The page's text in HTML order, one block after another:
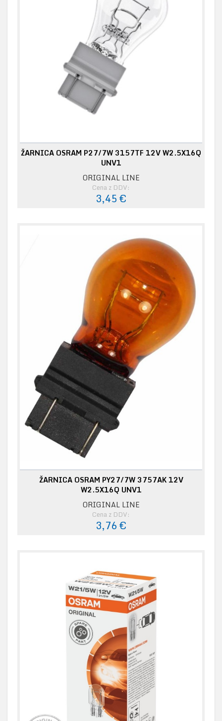
ŽARNICA OSRAM P27/7W 3157TF 12V W2.5X16Q
UNV1
ORIGINAL LINE
Cena z DDV:
3,45 €
ŽARNICA OSRAM PY27/7W 3757AK 12V
W2.5X16Q UNV1
ORIGINAL LINE
Cena z DDV:
3,76 €